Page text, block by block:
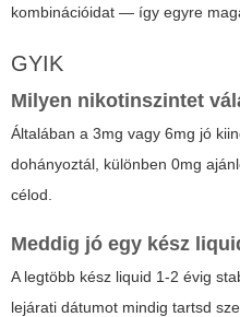
kombinációidat — így egyre
GYIK
Milyen nikotinszintet
Általában a 3mg vagy 6mg jó
dohányoztál, különben 0mg
célod.
Meddig jó egy kész
A legtöbb kész liquid 1-2 évig
lejárati dátumot mindig tartsd